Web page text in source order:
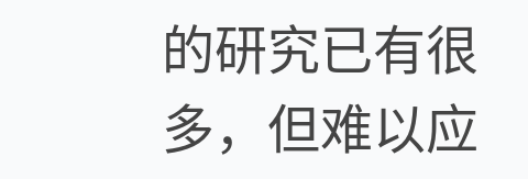
的研究已有很
多，但难以应